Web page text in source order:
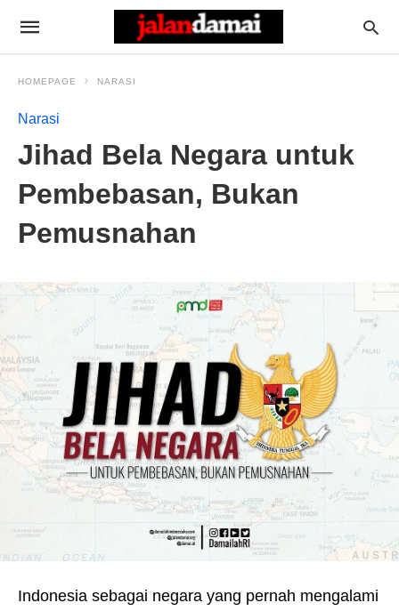
HOMEPAGE NARASI
Narasi
Jihad Bela Negara untuk
Pembebasan, Bukan
Pemusnahan
Indonesia sebagai negara yang pernah mengalami